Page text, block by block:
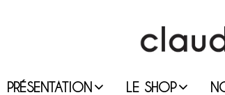
PRÉSENTATION LE SHOP